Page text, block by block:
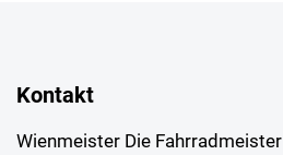
Kontakt
Wienmeister Die Fahrradmeister